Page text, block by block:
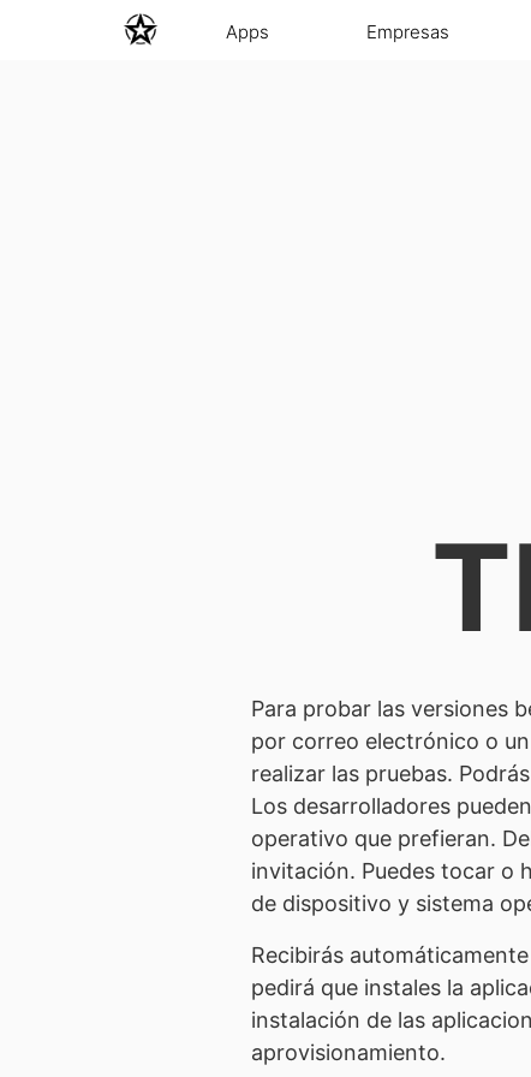
Apps Empresas
Para probar las versiones
por correo electrónico o
realizar las pruebas.
Los desarrolladores
operativo que prefieran.
invitación. Puedes tocar o
de dispositivo y sistema
Recibirás
pedirá que instales la
instalación de las
aprovisionamiento.